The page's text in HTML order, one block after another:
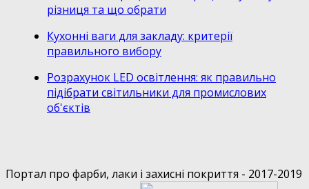
різниця та що обрати
Кухонні ваги для закладу: критерії
правильного вибору
Розрахунок LED освітлення: як правильно
підібрати світильники для промислових
об'єктів
Портал про фарби, лаки і захисні покриття - 2017-2019